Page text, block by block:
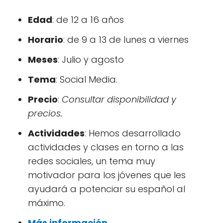
Edad: de 12 a 16 años
Horario: de 9 a 13 de lunes a viernes
Meses: Julio y agosto
Tema: Social Media.
Precio: Consultar disponibilidad y
precios.
Actividades: Hemos desarrollado
actividades y clases en torno a las
redes sociales, un tema muy
motivador para los jóvenes que les
ayudará a potenciar su español al
máximo.